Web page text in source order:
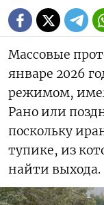
Массовые
январе 2026
режимом,
Рано или
поскольку
тупике, из
найти выхода.